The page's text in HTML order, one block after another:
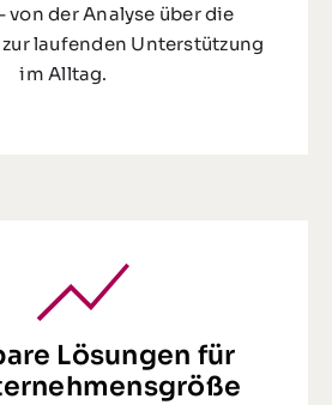
von der Analyse über die
laufenden Unterstützung
im Alltag.
Lösungen für